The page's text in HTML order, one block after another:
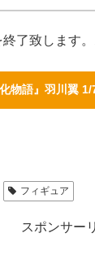
了致します。
物語』羽川翼
フィギュア
スポンサー